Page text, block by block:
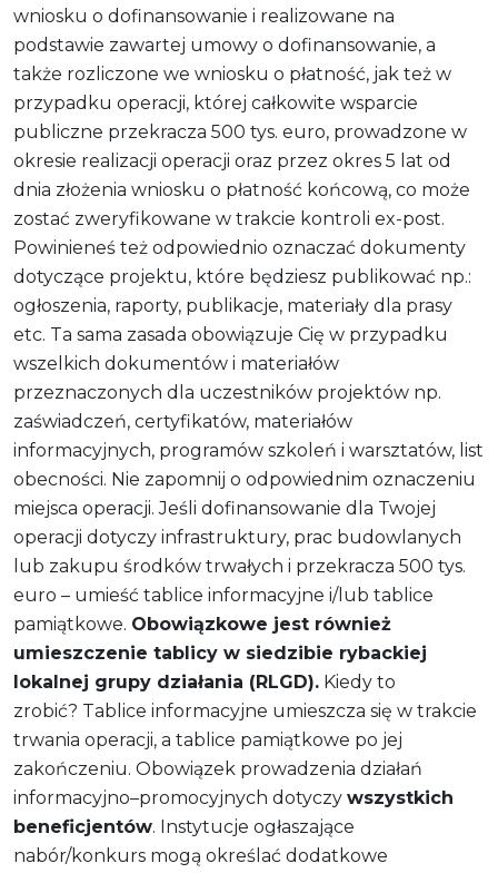
wniosku o dofinansowanie i realizowane na
podstawie zawartej umowy o dofinansowanie, a
także rozliczone we wniosku o płatność, jak też w
przypadku operacji, której całkowite wsparcie
publiczne przekracza 500 tys. euro, prowadzone w
okresie realizacji operacji oraz przez okres 5 lat od
dnia złożenia wniosku o płatność końcową, co może
zostać zweryfikowane w trakcie kontroli ex-post.
Powinieneś też odpowiednio oznaczać dokumenty
dotyczące projektu, które będziesz publikować np.:
ogłoszenia, raporty, publikacje, materiały dla prasy
etc. Ta sama zasada obowiązuje Cię w przypadku
wszelkich dokumentów i materiałów
przeznaczonych dla uczestników projektów np.
zaświadczeń, certyfikatów, materiałów
informacyjnych, programów szkoleń i warsztatów, list
obecności. Nie zapomnij o odpowiednim oznaczeniu
miejsca operacji. Jeśli dofinansowanie dla Twojej
operacji dotyczy infrastruktury, prac budowlanych
lub zakupu środków trwałych i przekracza 500 tys.
euro – umieść tablice informacyjne i/lub tablice
pamiątkowe. Obowiązkowe jest również
umieszczenie tablicy w siedzibie rybackiej
lokalnej grupy działania (RLGD). Kiedy to
zrobić? Tablice informacyjne umieszcza się w trakcie
trwania operacji, a tablice pamiątkowe po jej
zakończeniu. Obowiązek prowadzenia działań
informacyjno–promocyjnych dotyczy wszystkich
beneficjentów. Instytucje ogłaszające
nabór/konkurs mogą określać dodatkowe